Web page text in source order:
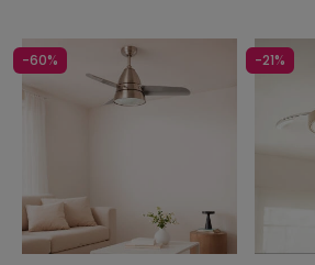
-60% -21%